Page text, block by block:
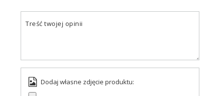
Treść twojej opinii
Dodaj własne zdjęcie produktu: